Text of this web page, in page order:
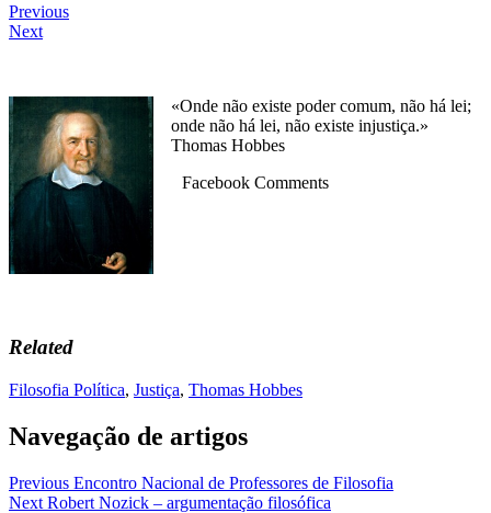
Previous
Next
«Onde não existe poder comum, não há lei;
onde não há lei, não existe injustiça.»
Thomas Hobbes
Facebook Comments
Related
Filosofia Política, Justiça, Thomas Hobbes
Navegação de artigos
Previous Encontro Nacional de Professores de Filosofia
Next Robert Nozick – argumentação filosófica